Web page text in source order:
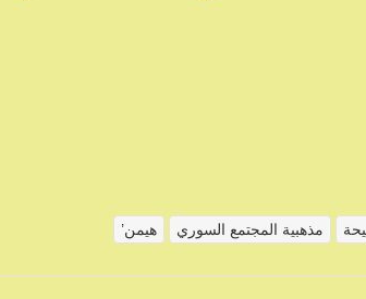
مذهبية المجتمع السوري هيمن’